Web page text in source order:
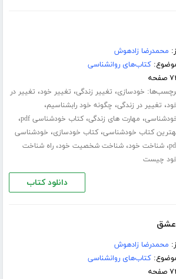
محمدرضا زادهوش
کتاب‌های روانشناسی
خودسازی، تغییر زندگی، تغییر خود، تغییر در
، تغییر در زندگی، چگونه خود رابشناسیم،
، مهارت های زندگی،کتاب خودشناسی pdf ،
کتاب خودشناسی،کتاب خودسازی، خودشناسی
،شناخت خود،شناخت شخصیت خود،راه شناخت
چیست
دانلود کتاب
عشق
محمدرضا زادهوش
کتاب‌های روانشناسی